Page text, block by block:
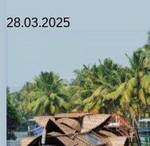
28.03.2025